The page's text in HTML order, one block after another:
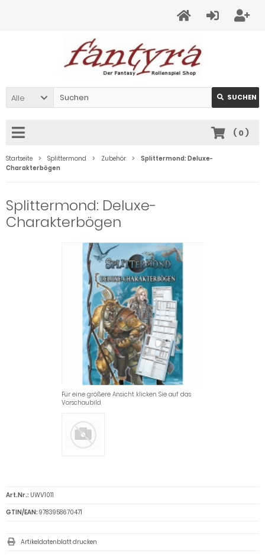
Alle SUCHEN
( 0)
Startseite Splittermond Zubehör
Splittermond: Deluxe-
Charakterbögen
Splittermond: Deluxe-
Charakterbögen
Für eine größere Ansicht klicken Sie auf das
Vorschaubild
Art.Nr.: UWV1011
GTIN/EAN: 9783958670471
Artikeldatenblatt drucken